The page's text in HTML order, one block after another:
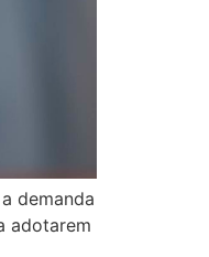
demanda
adotarem